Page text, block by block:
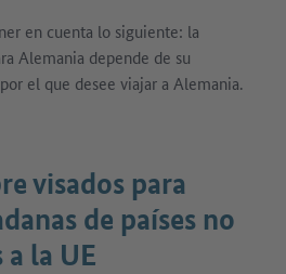
en cuenta lo siguiente: la
Alemania depende de su
el que desee viajar a Alemania.
visados para
de países no
la UE